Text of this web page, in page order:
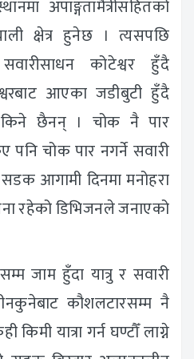
अपाङ्गतामैत्रीसहितको
क्षेत्र हुनेछ । त्यसपछि
कोटेश्वर हुँदै
आएका जडीबुटी हुँदै
छैनन् । चोक नै पार
पनि चोक पार नगर्ने सवारी
आगामी दिनमा मनोहरा
रहेको डिभिजनले जनाएको
जाम हुँदा यात्रु र सवारी
कौशलटारसम्म नै
यात्रा गर्न घण्टौँ लाग्ने